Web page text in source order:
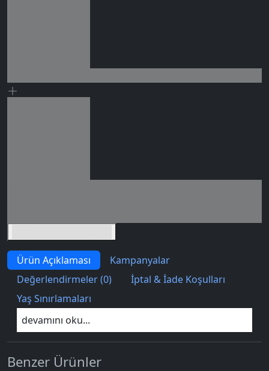
Ürün Açıklaması
Kampanyalar
Değerlendirmeler (0)
İptal & İade Koşulları
Yaş Sınırlamaları
devamını oku...
Benzer Ürünler